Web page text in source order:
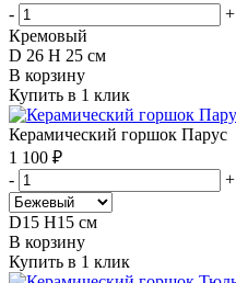
-
+
Кремовый
D 26 H 25 см
В корзину
Купить в 1 клик
Керамический горшок Парус
1 100 ₽
-
+
D15 H15 см
В корзину
Купить в 1 клик